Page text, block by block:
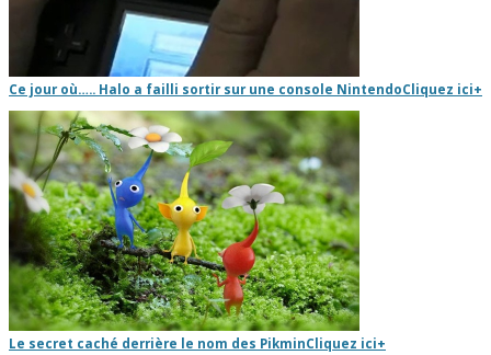
Ce jour où….. Halo a failli sortir sur une console NintendoCliquez ici+
Le secret caché derrière le nom des PikminCliquez ici+